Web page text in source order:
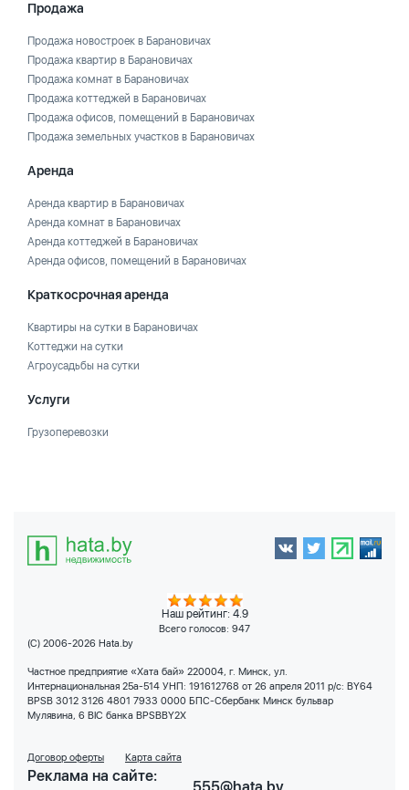
Продажа
Продажа новостроек в Барановичах
Продажа квартир в Барановичах
Продажа комнат в Барановичах
Продажа коттеджей в Барановичах
Продажа офисов, помещений в Барановичах
Продажа земельных участков в Барановичах
Аренда
Аренда квартир в Барановичах
Аренда комнат в Барановичах
Аренда коттеджей в Барановичах
Аренда офисов, помещений в Барановичах
Краткосрочная аренда
Квартиры на сутки в Барановичах
Коттеджи на сутки
Агроусадьбы на сутки
Услуги
Грузоперевозки
Наш рейтинг: 4.9
Всего голосов: 947
(C) 2006-2026 Hata.by
Частное предприятие «Хата бай» 220004, г. Минск, ул.
Интернациональная 25а-514 УНП: 191612768 от 26 апреля 2011 р/с: BY64
BPSB 3012 3126 4801 7933 0000 БПС-Сбербанк Минск бульвар
Мулявина, 6 BIC банка BPSBBY2X
Договор оферты Карта сайта
Реклама на сайте: